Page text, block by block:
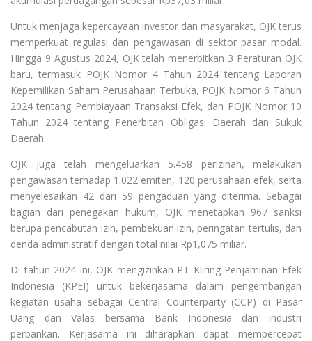
Untuk menjaga kepercayaan investor dan masyarakat, OJK terus
memperkuat regulasi dan pengawasan di sektor pasar modal.
Hingga 9 Agustus 2024, OJK telah menerbitkan 3 Peraturan OJK
baru, termasuk POJK Nomor 4 Tahun 2024 tentang Laporan
Kepemilikan Saham Perusahaan Terbuka, POJK Nomor 6 Tahun
2024 tentang Pembiayaan Transaksi Efek, dan POJK Nomor 10
Tahun 2024 tentang Penerbitan Obligasi Daerah dan Sukuk
Daerah.
OJK juga telah mengeluarkan 5.458 perizinan, melakukan
pengawasan terhadap 1.022 emiten, 120 perusahaan efek, serta
menyelesaikan 42 dari 59 pengaduan yang diterima. Sebagai
bagian dari penegakan hukum, OJK menetapkan 967 sanksi
berupa pencabutan izin, pembekuan izin, peringatan tertulis, dan
denda administratif dengan total nilai Rp1,075 miliar.
Di tahun 2024 ini, OJK mengizinkan PT Kliring Penjaminan Efek
Indonesia (KPEI) untuk bekerjasama dalam pengembangan
kegiatan usaha sebagai Central Counterparty (CCP) di Pasar
Uang dan Valas bersama Bank Indonesia dan industri
perbankan. Kerjasama ini diharapkan dapat mempercepat